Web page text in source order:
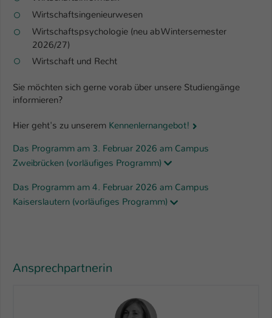
Wirtschaftsingenieurwesen
Wirtschaftspsychologie (neu ab Wintersemester
2026/27)
Wirtschaft und Recht
Sie möchten sich gerne vorab über unsere Studiengänge
informieren?
Hier geht's zu unserem Kennenlernangebot!
Das Programm am 3. Februar 2026 am Campus
Zweibrücken (vorläufiges Programm)
Das Programm am 4. Februar 2026 am Campus
Kaiserslautern (vorläufiges Programm)
Ansprechpartnerin